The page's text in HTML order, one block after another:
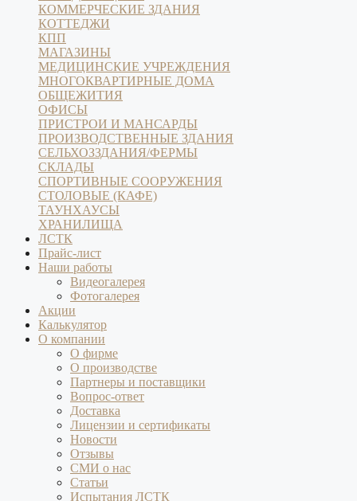
КОММЕРЧЕСКИЕ ЗДАНИЯ
КОТТЕДЖИ
КПП
МАГАЗИНЫ
МЕДИЦИНСКИЕ УЧРЕЖДЕНИЯ
МНОГОКВАРТИРНЫЕ ДОМА
ОБЩЕЖИТИЯ
ОФИСЫ
ПРИСТРОИ И МАНСАРДЫ
ПРОИЗВОДСТВЕННЫЕ ЗДАНИЯ
СЕЛЬХОЗЗДАНИЯ/ФЕРМЫ
СКЛАДЫ
СПОРТИВНЫЕ СООРУЖЕНИЯ
СТОЛОВЫЕ (КАФЕ)
ТАУНХАУСЫ
ХРАНИЛИЩА
ЛСТК
Прайс-лист
Наши работы
Видеогалерея
Фотогалерея
Акции
Калькулятор
О компании
О фирме
О производстве
Партнеры и поставщики
Вопрос-ответ
Доставка
Лицензии и сертификаты
Новости
Отзывы
СМИ о нас
Статьи
Испытания ЛСТК